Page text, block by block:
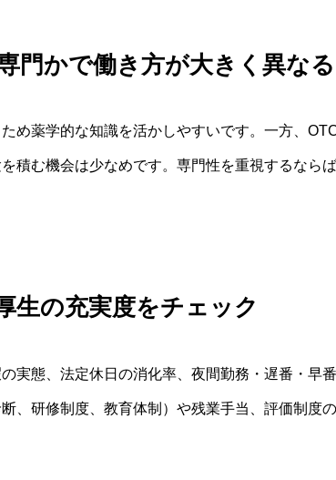
門かで働き方が大きく異なる
め薬学的な知識を活かしやすいです。一方、
積む機会は少なめです。専門性を重視するなら
生の充実度をチェック
実態、法定休日の消化率、夜間勤務・遅番・早
、研修制度、教育体制）や残業手当、評価制度